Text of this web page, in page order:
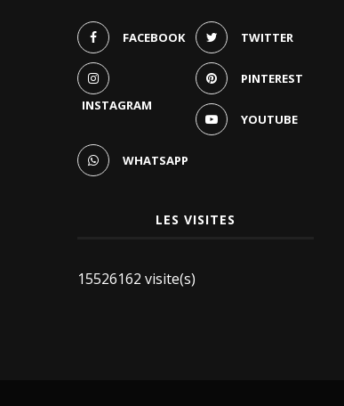
FACEBOOK TWITTER
INSTAGRAM
PINTEREST
YOUTUBE
WHATSAPP
LES VISITES
15526162 visite(s)